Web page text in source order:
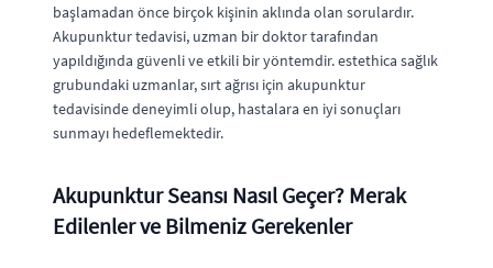
başlamadan önce birçok kişinin aklında olan sorulardır.
Akupunktur tedavisi, uzman bir doktor tarafından
yapıldığında güvenli ve etkili bir yöntemdir. estethica sağlık
grubundaki uzmanlar, sırt ağrısı için akupunktur
tedavisinde deneyimli olup, hastalara en iyi sonuçları
sunmayı hedeflemektedir.
Akupunktur Seansı Nasıl Geçer? Merak
Edilenler ve Bilmeniz Gerekenler